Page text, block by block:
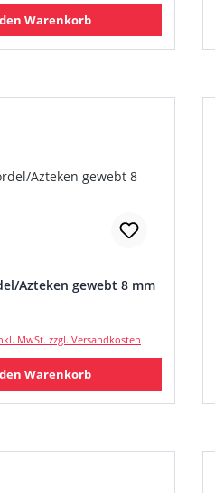
Warenkorb
Azteken gewebt 8 mm
MwSt. zzgl. Versandkosten
Warenkorb